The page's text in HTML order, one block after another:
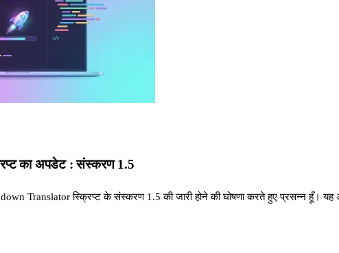
का अपडेट : संस्करण 1.5
Translator स्क्रिप्ट के संस्करण 1.5 की जारी होने की घोषणा करते हुए प्रसन्न हूँ। यह